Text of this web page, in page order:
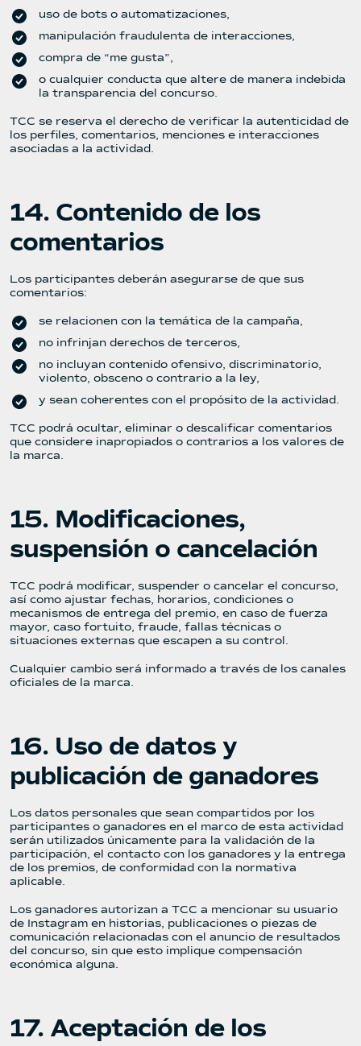
uso de bots o automatizaciones,
manipulación fraudulenta de interacciones,
compra de “me gusta”,
o cualquier conducta que altere de manera indebida
la transparencia del concurso.
TCC se reserva el derecho de verificar la autenticidad de
los perfiles, comentarios, menciones e interacciones
asociadas a la actividad.
14. Contenido de los
comentarios
Los participantes deberán asegurarse de que sus
comentarios:
se relacionen con la temática de la campaña,
no infrinjan derechos de terceros,
no incluyan contenido ofensivo, discriminatorio,
violento, obsceno o contrario a la ley,
y sean coherentes con el propósito de la actividad.
TCC podrá ocultar, eliminar o descalificar comentarios
que considere inapropiados o contrarios a los valores de
la marca.
15. Modificaciones,
suspensión o cancelación
TCC podrá modificar, suspender o cancelar el concurso,
así como ajustar fechas, horarios, condiciones o
mecanismos de entrega del premio, en caso de fuerza
mayor, caso fortuito, fraude, fallas técnicas o
situaciones externas que escapen a su control.
Cualquier cambio será informado a través de los canales
oficiales de la marca.
16. Uso de datos y
publicación de ganadores
Los datos personales que sean compartidos por los
participantes o ganadores en el marco de esta actividad
serán utilizados únicamente para la validación de la
participación, el contacto con los ganadores y la entrega
de los premios, de conformidad con la normativa
aplicable.
Los ganadores autorizan a TCC a mencionar su usuario
de Instagram en historias, publicaciones o piezas de
comunicación relacionadas con el anuncio de resultados
del concurso, sin que esto implique compensación
económica alguna.
17. Aceptación de los